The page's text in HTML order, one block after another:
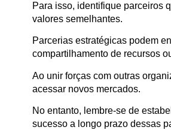
Para isso, identifique parceiros
valores semelhantes.
Parcerias estratégicas podem
compartilhamento de recursos
Ao unir forças com outras
acessar novos mercados.
No entanto, lembre-se de
sucesso a longo prazo dessas